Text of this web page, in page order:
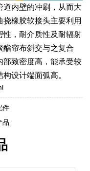
内壁的冲刷，从而大
橡胶软接头主要利用
性，耐介质性及耐辐射
酯帘布斜交与之复合
部致密度高，能承受较
设计端面弧高。
件
品